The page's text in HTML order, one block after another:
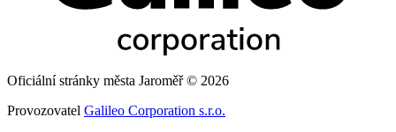
Oficiální stránky města Jaroměř © 2026
Provozovatel Galileo Corporation s.r.o.